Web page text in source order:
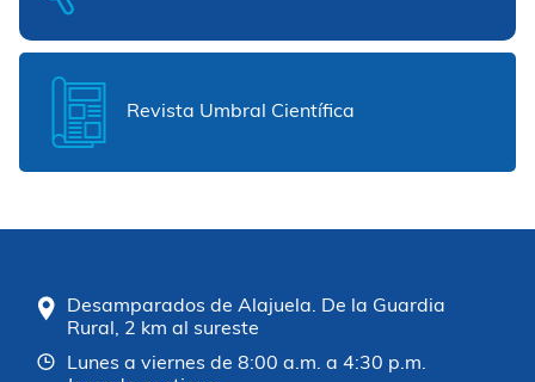
Revista Umbral Científica
Desamparados de Alajuela. De la Guardia
Rural, 2 km al sureste
Lunes a viernes de 8:00 a.m. a 4:30 p.m.